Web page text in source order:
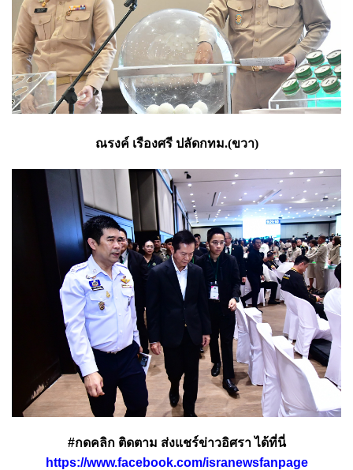
ณรงค์ เรืองศรี ปลัดกทม.(ขวา)
#กดคลิก ติดตาม ส่งแชร์ข่าวอิศรา ได้ที่นี่
https://www.facebook.com/isranewsfanpage